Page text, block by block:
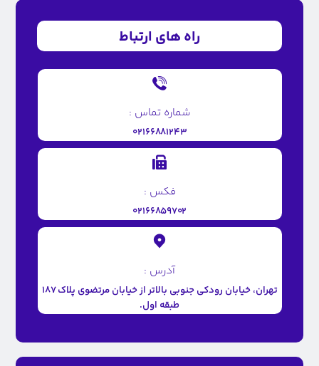
راه های ارتباط
شماره تماس :
۰۲۱۶۶۸۸۱۲۴۳
فکس :
۰۲۱۶۶۸۵۹۷۰۲
آدرس :
تهران، خیابان رودکی جنوبی بالاتر از خیابان مرتضوی پلاک ۱۸۷
طبقه اول.